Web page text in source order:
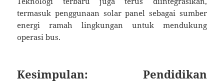
termasuk penggunaan solar panel sebagai sumber
energi ramah lingkungan untuk mendukung
operasi bus.
Kesimpulan: Pendidikan